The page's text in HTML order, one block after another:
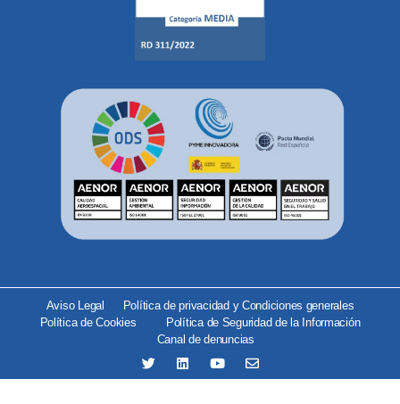
Aviso Legal
Política de privacidad y Condiciones generales
Política de Cookies
Política de Seguridad de la Información
Canal de denuncias